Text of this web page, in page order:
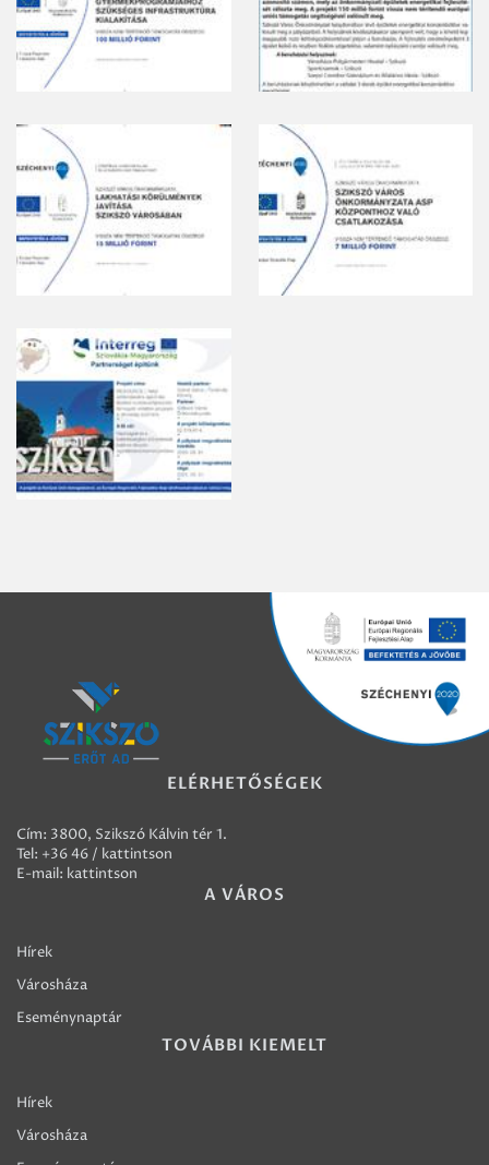
ELÉRHETŐSÉGEK
Cím: 3800, Szikszó Kálvin tér 1.
Tel: +36 46 / kattintson
E-mail: kattintson
A VÁROS
Hírek
Városháza
Eseménynaptár
TOVÁBBI KIEMELT
Hírek
Városháza